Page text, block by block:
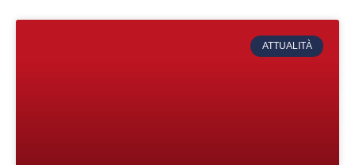
ATTUALITÀ